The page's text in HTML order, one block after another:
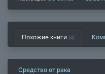
Похожие книги (4)
Средство от рака